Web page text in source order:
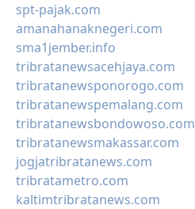
spt-pajak.com
amanahanaknegeri.com
sma1jember.info
tribratanewsacehjaya.com
tribratanewsponorogo.com
tribratanewspemalang.com
tribratanewsbondowoso.com
tribratanewsmakassar.com
jogjatribratanews.com
tribratametro.com
kaltimtribratanews.com